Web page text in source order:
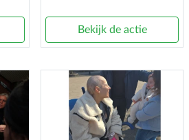
Bekijk de actie